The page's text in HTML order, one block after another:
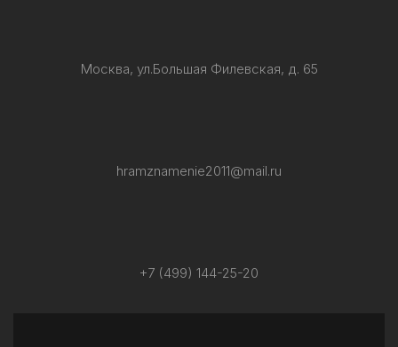
Москва, ул.Большая Филевская, д. 65
hramznamenie2011@mail.ru
+7 (499) 144-25-20